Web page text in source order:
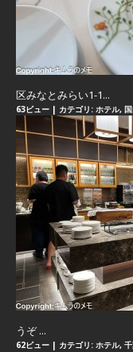
区みなとみらい1-1...
63ビュー | カテゴリ: ホテル,
うぞ ...
62ビュー | カテゴリ: ホテル,